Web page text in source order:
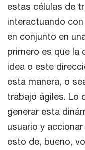
estas células de
interactuando
en conjunto en
primero es que la
idea o este
esta manera, o
trabajo ágiles. Lo
generar esta
usuario y
esto de, bueno,